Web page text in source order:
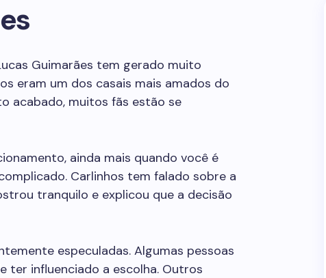
Guimarães tem gerado muito
eram um dos casais mais amados do
acabado, muitos fãs estão se
ainda mais quando você é
Carlinhos tem falado sobre a
tranquilo e explicou que a decisão
especuladas. Algumas pessoas
ter influenciado a escolha. Outros